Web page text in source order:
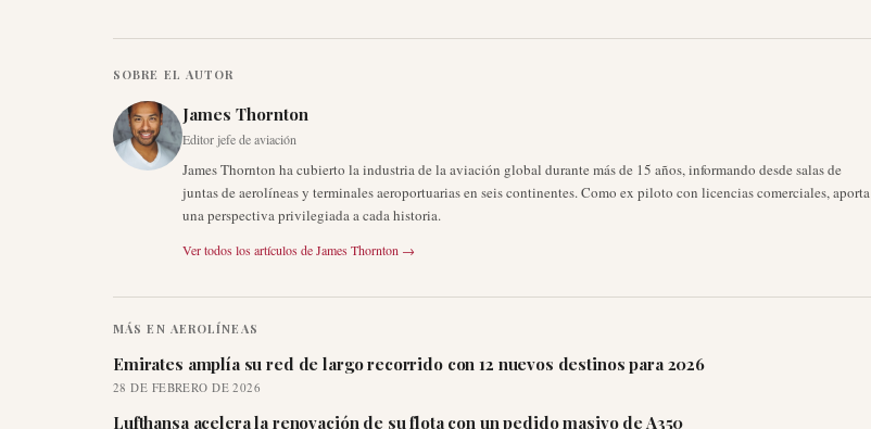
SOBRE EL AUTOR
James Thornton
Editor jefe de aviación
James Thornton ha cubierto la industria de la aviación global durante más de 15 años, informando desde salas de
juntas de aerolíneas y terminales aeroportuarias en seis continentes. Como ex piloto con licencias comerciales, aporta
una perspectiva privilegiada a cada historia.
Ver todos los artículos deJames Thornton →
MÁS EN AEROLÍNEAS
Emirates amplía su red de largo recorrido con 12 nuevos destinos para 2026
28 DE FEBRERO DE 2026
Lufthansa acelera la renovación de su flota con un pedido masivo de A350